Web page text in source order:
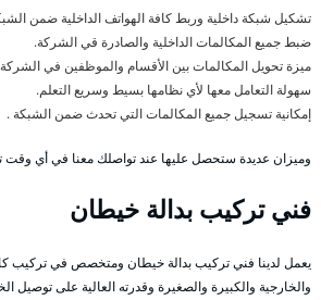
تشكيل شبكة داخلية وربط كافة الهواتف الداخلية ضمن
ضبط جميع المكالمات الداخلية والصادرة قي الشركة.
ميزة تحويل المكالمات بين الأقسام والموظفين في
سهولة التعامل معها لأي نظامها بسيط وسريع التعلم.
إمكانية تسجيل جميع المكالمات التي تحدث ضمن الشبكة .
وميزان عديدة ستحصل عليها عند تواصلك معنا في أي وقت
فني تركيب بدالة خيطان
يعمل لدينا فني تركيب بدالة خيطان ومتخصص في تركيب كافة
والخارجية والكبيرة والصغيرة وقدرته العالية على توصيل